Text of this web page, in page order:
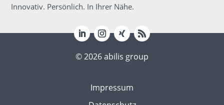
Innovativ. Persönlich. In Ihrer Nähe.
© 2026 abilis group
Impressum